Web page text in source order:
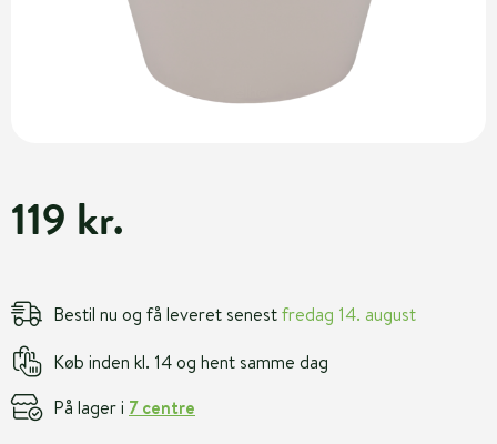
119 kr.
Bestil nu og få leveret senestfredag 14. august
Køb inden kl. 14 og hent samme dag
På lager i 7 centre